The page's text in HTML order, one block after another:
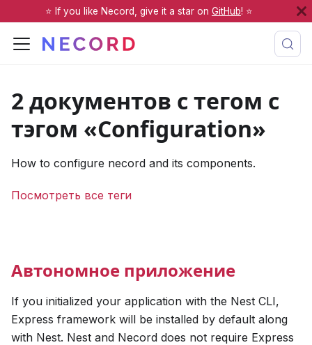
⭐️ If you like Necord, give it a star on GitHub! ⭐️
2 документов с тегом с
тэгом «Configuration»
How to configure necord and its components.
Посмотреть все теги
Автономное приложение
If you initialized your application with the Nest CLI,
Express framework will be installed by default along
with Nest. Nest and Necord does not require Express